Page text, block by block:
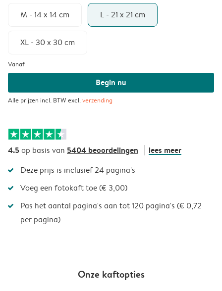
M - 14 x 14 cm L - 21 x 21 cm
XL - 30 x 30 cm
Vanaf
Begin nu
Alle prijzen incl. BTW excl.verzending
4.5op basis van 5404 beoordelingen lees meer
Deze prijs is inclusief 24 pagina's
Voeg een fotokaft toe (€ 3,00)
Pas het aantal pagina's aan tot 120 pagina's (€ 0,72
per pagina)
Onze kaftopties